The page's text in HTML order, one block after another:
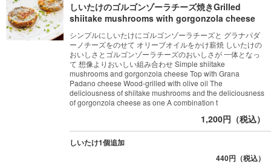
しいたけのゴルゴンゾーラチーズ焼きGrilled
shiitake mushrooms with gorgonzola cheese
シンプルにしいたけにゴルゴンゾーラチーズと グラナパダ
ーノチーズをのせて オリーブオイルをかけ薪焼 しいたけの
おいしさとゴルゴンゾーラチーズのおいしさが 一体となっ
て 想像よりおいしい組み合わせ Simple shiitake
mushrooms and gorgonzola cheese Top with Grana
Padano cheese Wood-grilled with olive oil The
deliciousness of shiitake mushrooms and the deliciousness
of gorgonzola cheese as one A combination t
1,200円（税込）
しいたけ1個追加
440円（税込）